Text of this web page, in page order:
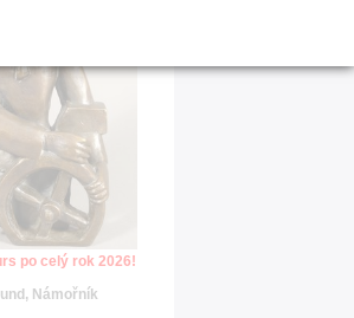
po celý rok 2026!
Námořník